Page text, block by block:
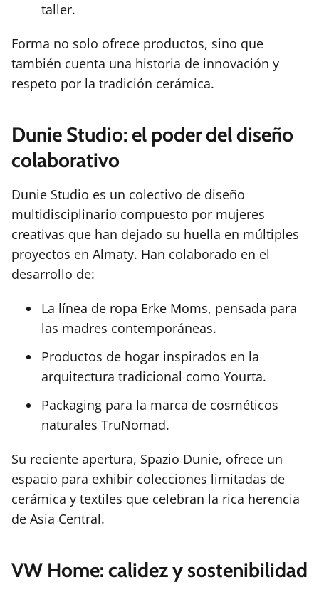
taller.
Forma no solo ofrece productos, sino que
también cuenta una historia de innovación y
respeto por la tradición cerámica.
Dunie Studio: el poder del diseño
colaborativo
Dunie Studio es un colectivo de diseño
multidisciplinario compuesto por mujeres
creativas que han dejado su huella en múltiples
proyectos en Almaty. Han colaborado en el
desarrollo de:
La línea de ropa Erke Moms, pensada para
las madres contemporáneas.
Productos de hogar inspirados en la
arquitectura tradicional como Yourta.
Packaging para la marca de cosméticos
naturales TruNomad.
Su reciente apertura, Spazio Dunie, ofrece un
espacio para exhibir colecciones limitadas de
cerámica y textiles que celebran la rica herencia
de Asia Central.
VW Home: calidez y sostenibilidad